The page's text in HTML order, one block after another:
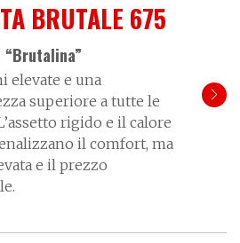
BRUTALE 675
“Brutalina”
elevate e una
superiore a tutte le
rigido e il calore
il comfort, ma
e il prezzo